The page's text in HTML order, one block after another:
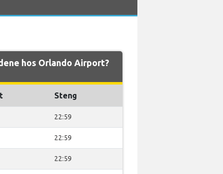
hos Orlando Airport?
Steng
22:59
22:59
22:59